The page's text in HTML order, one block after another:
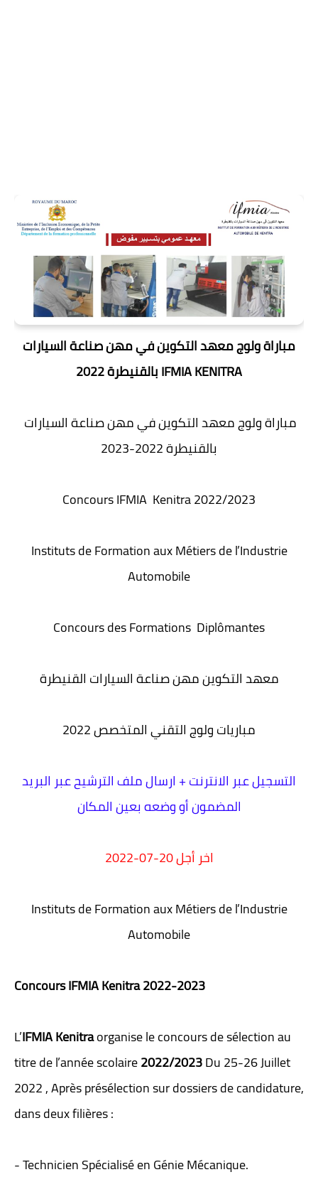
مباراة ولوج معهد التكوين في مهن صناعة السيارات
بالقنيطرة 2022 IFMIA KENITRA
بالقنيطرة 2022-2023
Concours IFMIA Kenitra 2022/2023
Instituts de Formation aux Métiers de l’Industrie
Automobile
Concours des Formations Diplômantes
معهد التكوين مهن صناعة السيارات القنيطرة
مباريات ولوج التقني المتخصص 2022
التسجيل عبر الانترنت + ارسال ملف الترشيح عبر البريد
المضمون أو وضعه بعين المكان
اخر أجل 20-07-2022
Instituts de Formation aux Métiers de l’Industrie
Automobile
Concours IFMIA Kenitra 2022-2023
L’IFMIA Kenitraorganise le concours de sélection au
titre de l’année scolaire2022/2023Du 25-26 Juillet
2022 , Après présélection sur dossiers de candidature,
dans deux filières :
- Technicien Spécialisé en Génie Mécanique.